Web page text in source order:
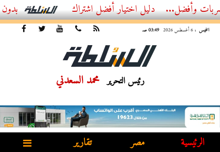
أفضل اشتراك IPTV بدون تقطيع 2026 – دليل المشاهد العصري
الخميس ، 6 أغسطس 2026 03:49 صـ
رئيس التحرير محمد السعدني
الرئيسية مصر تقارير